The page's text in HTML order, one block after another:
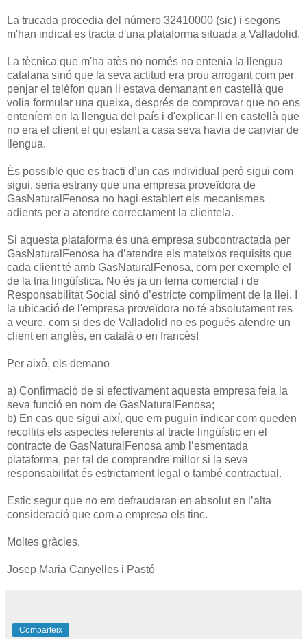
La trucada procedia del número 32410000 (sic) i segons
m'han indicat es tracta d'una plataforma situada a Valladolid.
La tècnica que m'ha atès no només no entenia la llengua
catalana sinó que la seva actitud era prou arrogant com per
penjar el telèfon quan li estava demanant en castellà que
volia formular una queixa, després de comprovar que no ens
enteníem en la llengua del país i d'explicar-li en castellà que
no era el client el qui estant a casa seva havia de canviar de
llengua.
És possible que es tracti d’un cas individual però sigui com
sigui, seria estrany que una empresa proveïdora de
GasNaturalFenosa no hagi establert els mecanismes
adients per a atendre correctament la clientela.
Si aquesta plataforma és una empresa subcontractada per
GasNaturalFenosa ha d’atendre els mateixos requisits que
cada client té amb GasNaturalFenosa, com per exemple el
de la tria lingüística. No és ja un tema comercial i de
Responsabilitat Social sinó d’estricte compliment de la llei. I
la ubicació de l'empresa proveïdora no té absolutament res
a veure, com si des de Valladolid no es pogués atendre un
client en anglès, en català o en francès!
Per això, els demano
a) Confirmació de si efectivament aquesta empresa feia la
seva funció en nom de GasNaturalFenosa;
b) En cas que sigui així, que em puguin indicar com queden
recollits els aspectes referents al tracte lingüístic en el
contracte de GasNaturalFenosa amb l’esmentada
plataforma, per tal de comprendre millor si la seva
responsabilitat és estrictament legal o també contractual.
Estic segur que no em defraudaran en absolut en l’alta
consideració que com a empresa els tinc.
Moltes gràcies,
Josep Maria Canyelles i Pastó
Comparteix